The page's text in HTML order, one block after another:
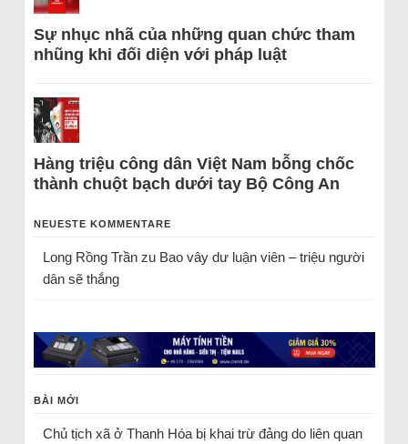
Sự nhục nhã của những quan chức tham
nhũng khi đối diện với pháp luật
Hàng triệu công dân Việt Nam bỗng chốc
thành chuột bạch dưới tay Bộ Công An
NEUESTE KOMMENTARE
Long Rồng Trầnzu Bao vây dư luận viên – triệu người
dân sẽ thắng
BÀI MỚI
Chủ tịch xã ở Thanh Hóa bị khai trừ đảng do liên quan